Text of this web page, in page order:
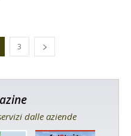
3
dalle aziende